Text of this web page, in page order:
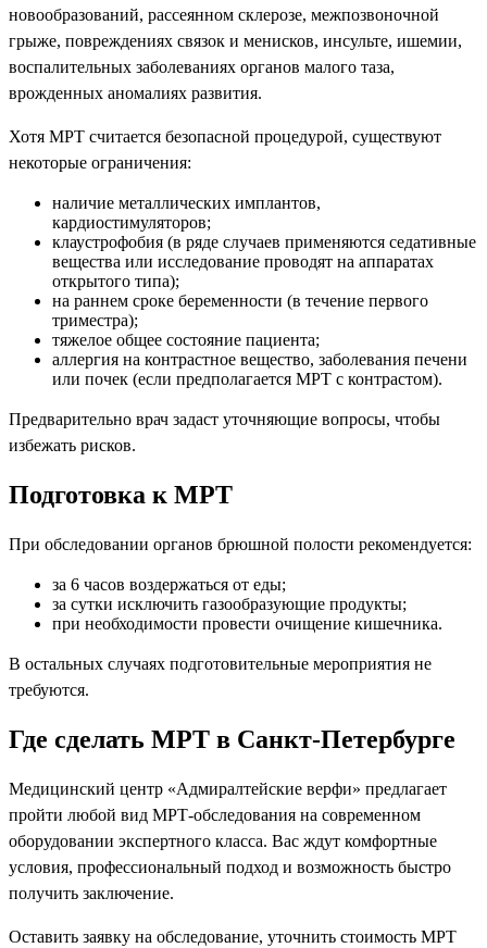
новообразований, рассеянном склерозе, межпозвоночной
грыже, повреждениях связок и менисков, инсульте, ишемии,
воспалительных заболеваниях органов малого таза,
врожденных аномалиях развития.
Хотя МРТ считается безопасной процедурой, существуют
некоторые ограничения:
наличие металлических имплантов,
кардиостимуляторов;
клаустрофобия (в ряде случаев применяются седативные
вещества или исследование проводят на аппаратах
открытого типа);
на раннем сроке беременности (в течение первого
триместра);
тяжелое общее состояние пациента;
аллергия на контрастное вещество, заболевания печени
или почек (если предполагается МРТ с контрастом).
Предварительно врач задаст уточняющие вопросы, чтобы
избежать рисков.
Подготовка к МРТ
При обследовании органов брюшной полости рекомендуется:
за 6 часов воздержаться от еды;
за сутки исключить газообразующие продукты;
при необходимости провести очищение кишечника.
В остальных случаях подготовительные мероприятия не
требуются.
Где сделать МРТ в Санкт-Петербурге
Медицинский центр «Адмиралтейские верфи» предлагает
пройти любой вид МРТ-обследования на современном
оборудовании экспертного класса. Вас ждут комфортные
условия, профессиональный подход и возможность быстро
получить заключение.
Оставить заявку на обследование, уточнить стоимость МРТ